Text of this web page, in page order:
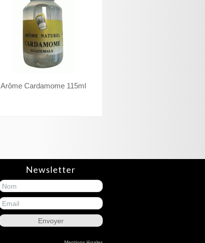
Arôme Cardamome 115ml
Newsletter